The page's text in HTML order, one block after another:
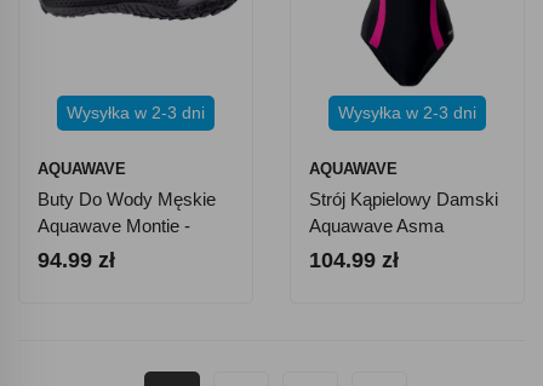
Wysyłka w 2-3 dni
AQUAWAVE
Buty Do Wody Męskie
Aquawave Montie -
Czarne
94.99 zł
Wysyłka w 2-3 dni
AQUAWAVE
Strój Kąpielowy Damski
Aquawave Asma
WMNS - Czarno-
104.99 zł